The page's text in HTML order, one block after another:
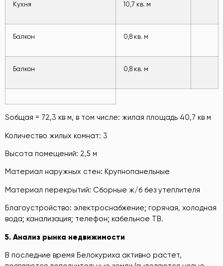
Кухня 10,7 кв. м
Балкон 0,8 кв. м
Балкон 0,8 кв. м
Sобщая = 72,3 кв м, в том числе: жилая площадь 40,7 кв м
Количество жилых комнат: 3
Высота помещений: 2,5 м
Материал наружных стен: Крупнопанельные
Материал перекрытий: Сборные ж/б без утеплителя
Благоустройство: электроснабжение; горячая, холодная
вода; канализация; телефон; кабельное ТВ.
5. Анализ рынка недвижимости
В последние время Белокуриха активно растет,